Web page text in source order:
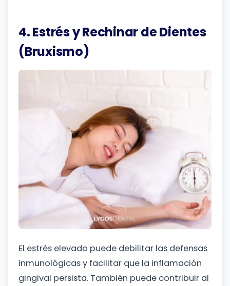
4. Estrés y Rechinar de Dientes
(Bruxismo)
El estrés elevado puede debilitar las defensas
inmunológicas y facilitar que la inflamación
gingival persista. También puede contribuir al